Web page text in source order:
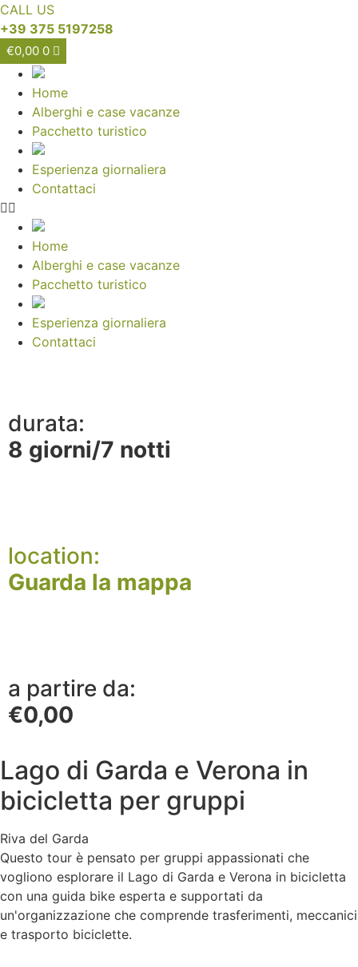
CALL US
+39 375 5197258
€0,00 0
Home
Alberghi e case vacanze
Pacchetto turistico
Esperienza giornaliera
Contattaci
Home
Alberghi e case vacanze
Pacchetto turistico
Esperienza giornaliera
Contattaci
durata:
8 giorni/7 notti
location:
Guarda la mappa
a partire da:
€0,00
Lago di Garda e Verona in
bicicletta per gruppi
Riva del Garda
Questo tour è pensato per gruppi appassionati che
vogliono esplorare il Lago di Garda e Verona in bicicletta
con una guida bike esperta e supportati da
un'organizzazione che comprende trasferimenti, meccanici
e trasporto biciclette.